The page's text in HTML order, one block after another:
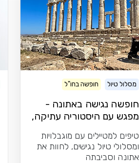
מסלול טיול חופשה בחו"ל
חופשה נגישה באתונה -
מפגש עם היסטוריה עתיקה,
טיפים למטיילים עם מוגבלויות
ומסלולי טיול נגישים, לחוות את
אתונה וסביבתה